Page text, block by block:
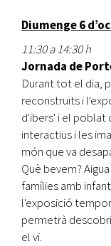
Diumenge 6
11:30 a 14:30 h
Jornada de
Durant tot el dia,
reconstruïts i
d'ibers' i el poblat
interactius i les
món que va
Què bevem?
famílies amb
l'exposició
permetrà
el vi.